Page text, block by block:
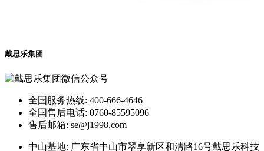
戴思乐集团
全国服务热线: 400-666-4646
全国售后电话: 0760-85595096
售后邮箱: se@j1998.com
中山基地: 广东省中山市翠享新区和清路16号戴思乐科技